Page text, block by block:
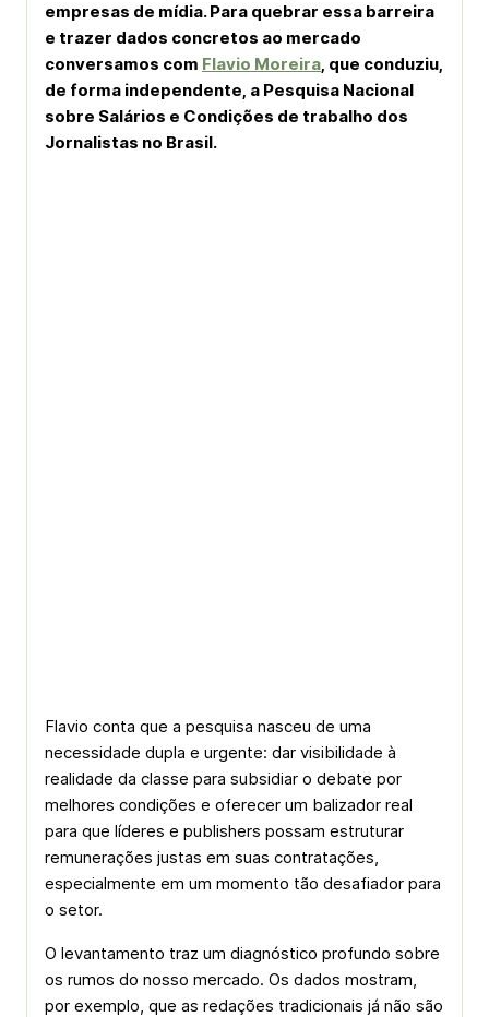
empresas de mídia. Para quebrar essa barreira
e trazer dados concretos ao mercado
conversamos com Flavio Moreira, que conduziu,
de forma independente, a Pesquisa Nacional
sobre Salários e Condições de trabalho dos
Jornalistas no Brasil.
Flavio conta que a pesquisa nasceu de uma
necessidade dupla e urgente: dar visibilidade à
realidade da classe para subsidiar o debate por
melhores condições e oferecer um balizador real
para que líderes e publishers possam estruturar
remunerações justas em suas contratações,
especialmente em um momento tão desafiador para
o setor.
O levantamento traz um diagnóstico profundo sobre
os rumos do nosso mercado. Os dados mostram,
por exemplo, que as redações tradicionais já não são